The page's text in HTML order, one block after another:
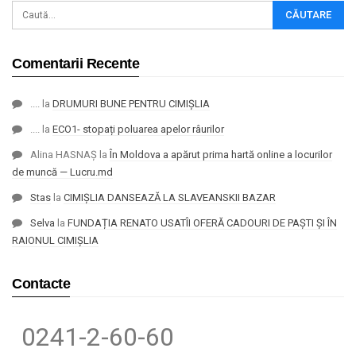
Comentarii Recente
.... la DRUMURI BUNE PENTRU CIMIȘLIA
.... la ECO1- stopați poluarea apelor râurilor
Alina HASNAȘ la În Moldova a apărut prima hartă online a locurilor
de muncă — Lucru.md
Stas la CIMIȘLIA DANSEAZĂ LA SLAVEANSKII BAZAR
Selva la FUNDAȚIA RENATO USATÎI OFERĂ CADOURI DE PAȘTI ȘI ÎN
RAIONUL CIMIȘLIA
Contacte
0241-2-60-60